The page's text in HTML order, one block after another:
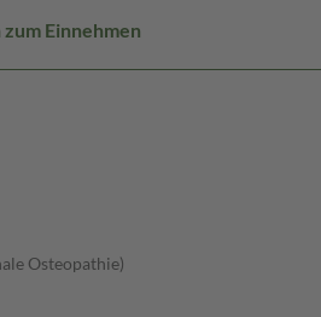
Einnehmen
Osteopathie)